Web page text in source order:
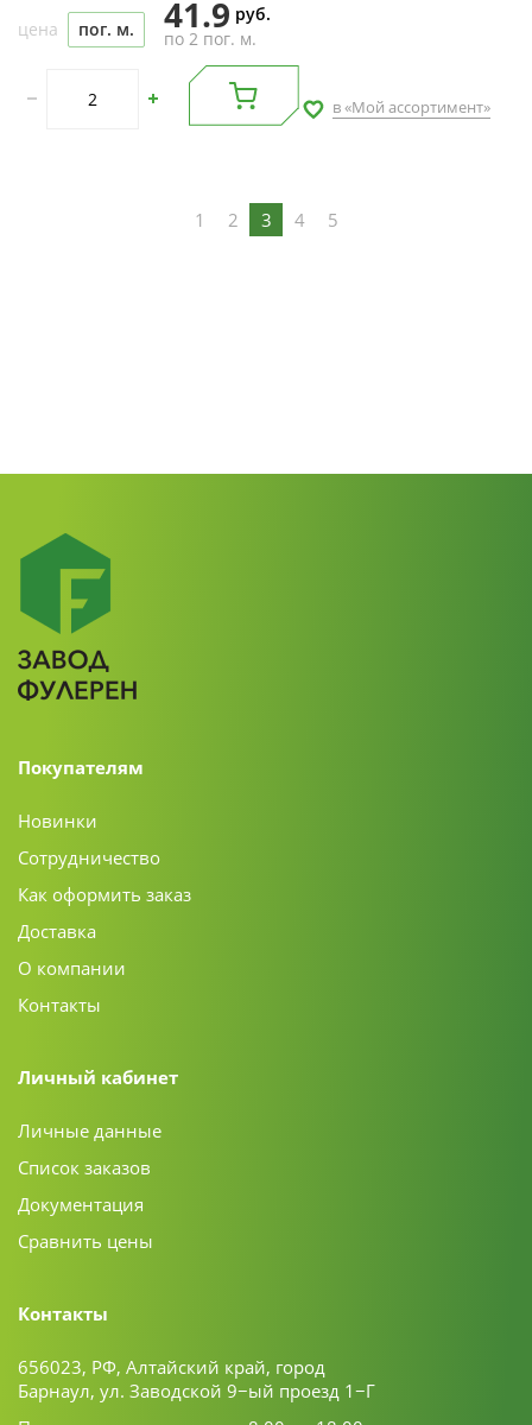
цена пог. м. 41.9 руб.
по 2 пог. м.
в «Мой ассортимент»
1 2 3 4 5
Покупателям
Новинки
Сотрудничество
Как оформить заказ
Доставка
О компании
Контакты
Личный кабинет
Личные данные
Список заказов
Документация
Сравнить цены
Контакты
656023, РФ, Алтайский край, город
Барнаул, ул. Заводской 9−ый проезд 1−Г